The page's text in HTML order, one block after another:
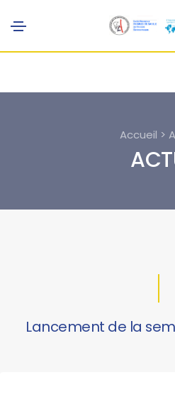
Accueil >
Lancement de la